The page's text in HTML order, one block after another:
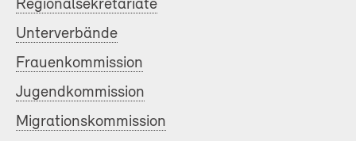
Regionalsekretariate
Unterverbände
Frauenkommission
Jugendkommission
Migrationskommission